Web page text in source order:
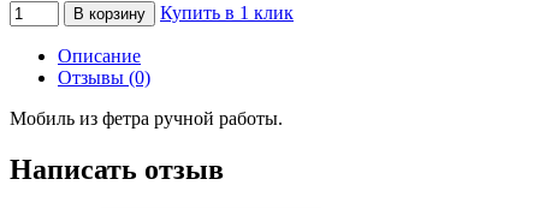
В корзину Купить в 1 клик
Описание
Отзывы (0)
Мобиль из фетра ручной работы.
Написать отзыв